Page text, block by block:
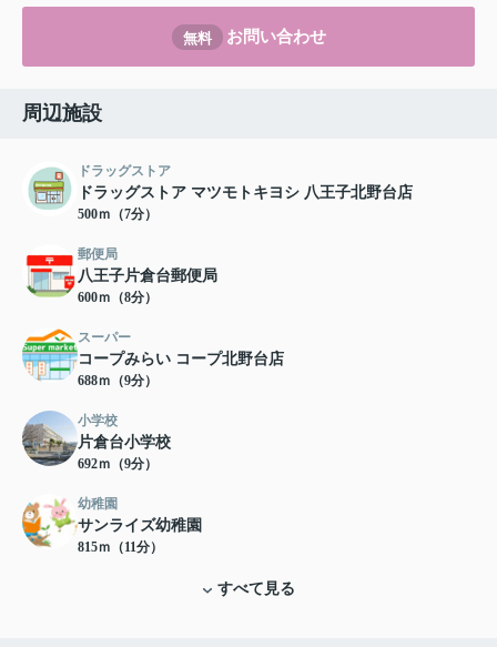
無料 お問い合わせ
周辺施設
ドラッグストア
ドラッグストア マツモトキヨシ 八王子北野台店
500ｍ（7分）
郵便局
八王子片倉台郵便局
600ｍ（8分）
スーパー
コープみらい コープ北野台店
688ｍ（9分）
小学校
片倉台小学校
692ｍ（9分）
幼稚園
サンライズ幼稚園
815ｍ（11分）
すべて見る